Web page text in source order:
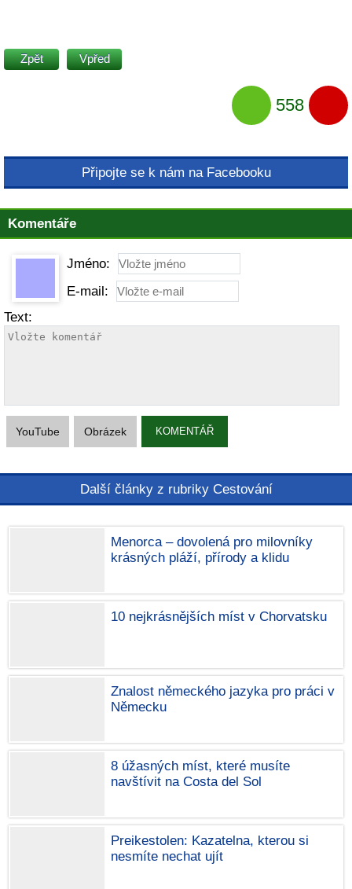
Zpět Vpřed
558
Připojte se k nám na Facebooku
Komentáře
Jméno:
E-mail:
Text:
YouTube Obrázek KOMENTÁŘ
Další články z rubriky Cestování
Menorca – dovolená pro milovníky
krásných pláží, přírody a klidu
10 nejkrásnějších míst v Chorvatsku
Znalost německého jazyka pro práci v
Německu
8 úžasných míst, které musíte
navštívit na Costa del Sol
Preikestolen: Kazatelna, kterou si
nesmíte nechat ujít